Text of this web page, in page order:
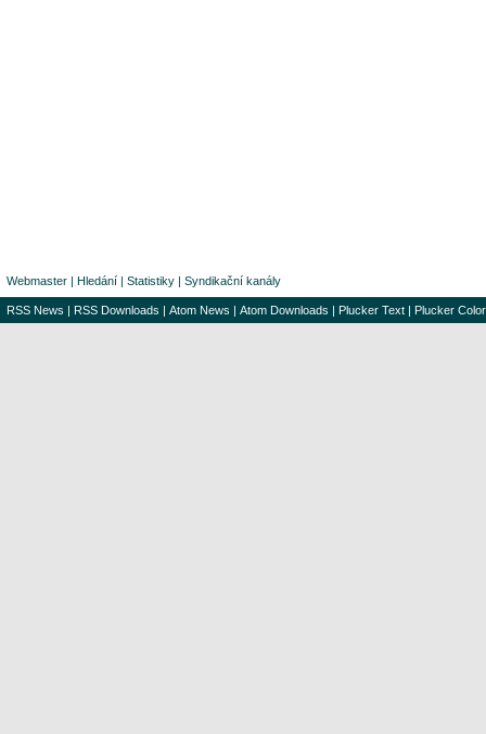
Webmaster | Hledání | Statistiky | Syndikační kanály
RSS News | RSS Downloads | Atom News | Atom Downloads | Plucker Text | Plucker Color